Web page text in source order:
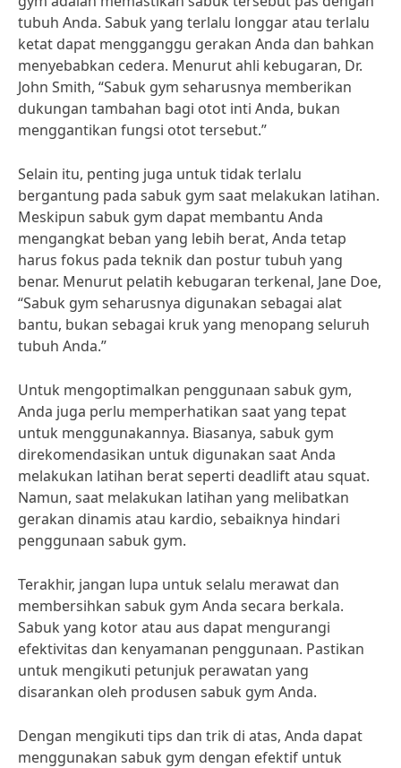
tubuh Anda. Sabuk yang terlalu longgar atau terlalu
ketat dapat mengganggu gerakan Anda dan bahkan
menyebabkan cedera. Menurut ahli kebugaran, Dr.
John Smith, “Sabuk gym seharusnya memberikan
dukungan tambahan bagi otot inti Anda, bukan
menggantikan fungsi otot tersebut.”
Selain itu, penting juga untuk tidak terlalu
bergantung pada sabuk gym saat melakukan latihan.
Meskipun sabuk gym dapat membantu Anda
mengangkat beban yang lebih berat, Anda tetap
harus fokus pada teknik dan postur tubuh yang
benar. Menurut pelatih kebugaran terkenal, Jane Doe,
“Sabuk gym seharusnya digunakan sebagai alat
bantu, bukan sebagai kruk yang menopang seluruh
tubuh Anda.”
Untuk mengoptimalkan penggunaan sabuk gym,
Anda juga perlu memperhatikan saat yang tepat
untuk menggunakannya. Biasanya, sabuk gym
direkomendasikan untuk digunakan saat Anda
melakukan latihan berat seperti deadlift atau squat.
Namun, saat melakukan latihan yang melibatkan
gerakan dinamis atau kardio, sebaiknya hindari
penggunaan sabuk gym.
Terakhir, jangan lupa untuk selalu merawat dan
membersihkan sabuk gym Anda secara berkala.
Sabuk yang kotor atau aus dapat mengurangi
efektivitas dan kenyamanan penggunaan. Pastikan
untuk mengikuti petunjuk perawatan yang
disarankan oleh produsen sabuk gym Anda.
Dengan mengikuti tips dan trik di atas, Anda dapat
menggunakan sabuk gym dengan efektif untuk